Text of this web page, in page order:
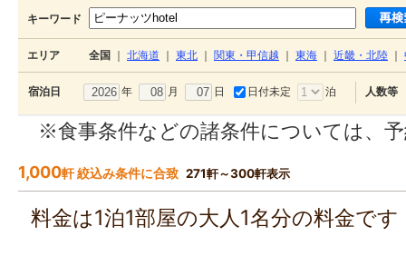
キーワード
エリア 全国 北海道 東北 関東・甲信越 東海 近畿・北陸
宿泊日 年 月 日 日付未定 泊 人数等
※食事条件などの諸条件については、
1,000軒 絞込み条件に合致 271軒～300軒表示
料金は1泊1部屋の大人1名分の料金で